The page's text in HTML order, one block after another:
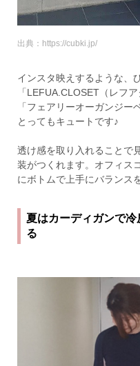
出典：https://cubki.jp/
インスタ映えするような、
「LEFUA.CLOSET（レフ
「フェアリーオーガンジ
とってもキュートです♪
透け感を取り入れることで
装がつくれます。オフィス
にボトムで上手にバランス
夏はカーディガンで
る